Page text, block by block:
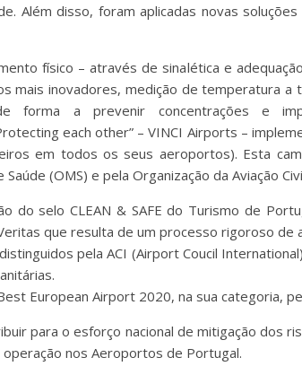
Além disso, foram aplicadas novas
físico – através de sinalética e
mais inovadores, medição de temperatura
forma a prevenir concentrações e
each other” – VINCI Airports –
em todos os seus aeroportos). Esta
(OMS) e pela Organização da Aviação
do selo CLEAN & SAFE do Turismo de
que resulta de um processo rigoroso de
pela ACI (Airport Coucil
European Airport 2020, na sua categoria,
para o esforço nacional de mitigação dos
nos Aeroportos de Portugal.